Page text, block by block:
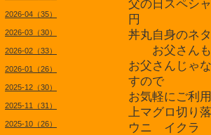
父の日スペ
円
丼丸自身のネ
お父さんも
お父さんじゃ
すので
お気軽にご利
上マグロ切り
ウニ イクラ
2026-04（35）
2026-03（30）
2026-02（33）
2026-01（26）
2025-12（30）
2025-11（31）
2025-10（26）